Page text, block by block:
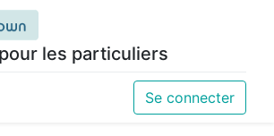
les particuliers
Se connecter